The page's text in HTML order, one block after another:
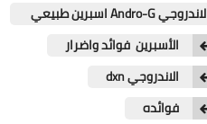
لاندروجي Andro-G اسبرين طبيعي
الأسبرين فوائد واضرار
الاندروجي dxn
فوائده